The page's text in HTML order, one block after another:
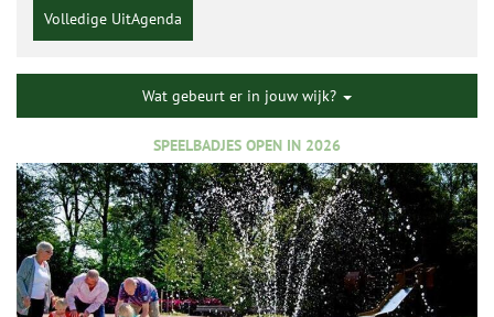
Volledige UitAgenda
Wat gebeurt er in jouw wijk?
SPEELBADJES OPEN IN 2026